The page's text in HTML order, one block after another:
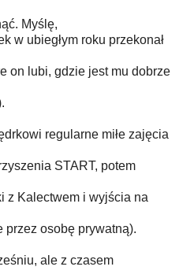
Myślę,
w ubiegłym roku przekonał
on lubi, gdzie jest mu dobrze
regularne miłe zajęcia
START, potem
z Kalectwem i wyjścia na
przez osobę prywatną).
ale z czasem